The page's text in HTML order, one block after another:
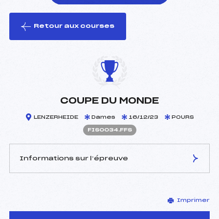
le ski
Retour aux courses
COUPE DU MONDE
LENZERHEIDE Dames 16/12/23 POURS
FIS0034.FFS
Informations sur l’épreuve
–
D.T Adjoint :
–
Imprimer